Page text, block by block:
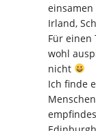
einsamen
Irland,
Für einen
wohl
nicht
Ich finde